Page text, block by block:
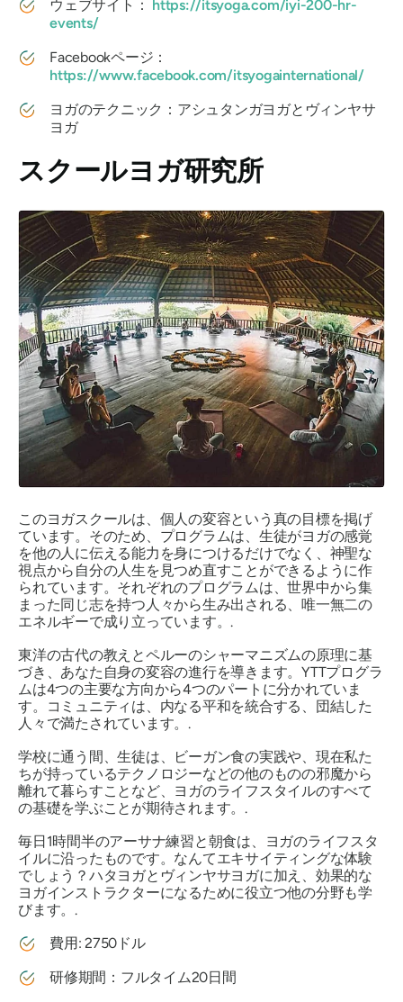
ウェブサイト：
https://itsyoga.com/iyi-200-hr-
events/
Facebookページ：
https://www.facebook.com/itsyogainternational/
ヨガのテクニック：アシュタンガヨガとヴィンヤサ
ヨガ
スクールヨガ研究所
このヨガスクールは、個人の変容という真の目標を掲げ
ています。そのため、プログラムは、生徒がヨガの感覚
を他の人に伝える能力を身につけるだけでなく、神聖な
視点から自分の人生を見つめ直すことができるように作
られています。それぞれのプログラムは、世界中から集
まった同じ志を持つ人々から生み出される、唯一無二の
エネルギーで成り立っています。.
東洋の古代の教えとペルーのシャーマニズムの原理に基
づき、あなた自身の変容の進行を導きます。YTTプログラ
ムは4つの主要な方向から4つのパートに分かれていま
す。コミュニティは、内なる平和を統合する、団結した
人々で満たされています。.
学校に通う間、生徒は、ビーガン食の実践や、現在私た
ちが持っているテクノロジーなどの他のものの邪魔から
離れて暮らすことなど、ヨガのライフスタイルのすべて
の基礎を学ぶことが期待されます。.
毎日1時間半のアーサナ練習と朝食は、ヨガのライフスタ
イルに沿ったものです。なんてエキサイティングな体験
でしょう？ハタヨガとヴィンヤサヨガに加え、効果的な
ヨガインストラクターになるために役立つ他の分野も学
びます。.
費用: 2750ドル
研修期間：フルタイム20日間